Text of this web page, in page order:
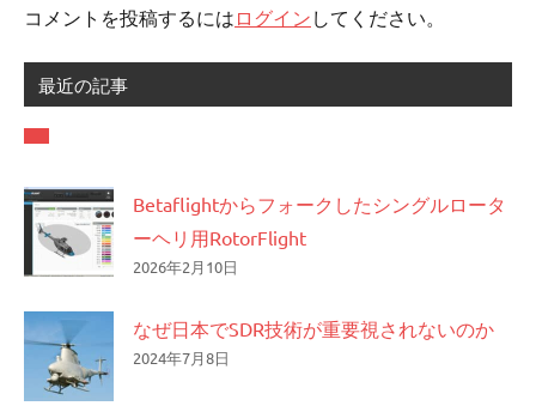
ゲ
ー
シ
ョ
ン
コメントを投稿するには ログイン してください。
最近の記事
Betaflightからフォークしたシングルロータ
ーヘリ用RotorFlight
2026年2月10日
なぜ日本でSDR技術が重要視されないのか
2024年7月8日